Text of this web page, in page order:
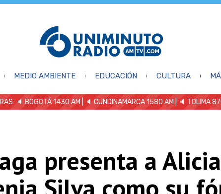
MEDIO AMBIENTE EDUCACIÓN CULTURA
🔈 BOGOTÁ 1430 AM | 🔈 CUNDINAMARCA 1580 AM | 🔈 TOLIMA
presenta a Alicia